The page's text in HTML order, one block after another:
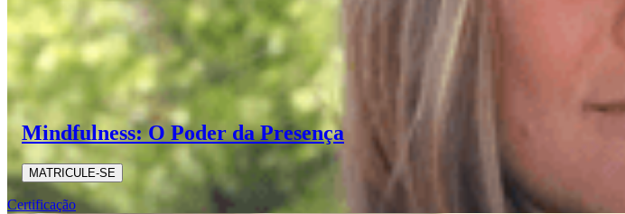
Mindfulness: O Poder da Presença
MATRICULE-SE
Certificação